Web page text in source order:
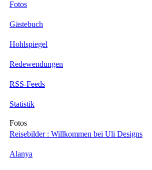
Fotos
Gästebuch
Hohlspiegel
Redewendungen
RSS-Feeds
Statistik
Fotos
Reisebilder : Willkommen bei Uli Designs
Alanya